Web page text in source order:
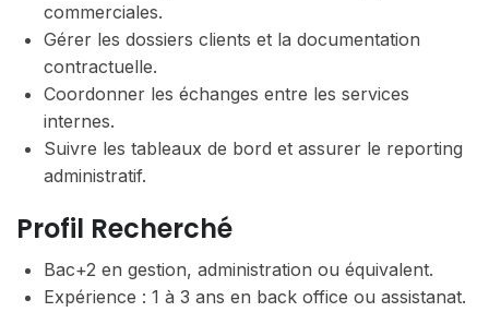
commerciales.
Gérer les dossiers clients et la documentation
contractuelle.
Coordonner les échanges entre les services
internes.
Suivre les tableaux de bord et assurer le reporting
administratif.
Profil Recherché
Bac+2 en gestion, administration ou équivalent.
Expérience : 1 à 3 ans en back office ou assistanat.